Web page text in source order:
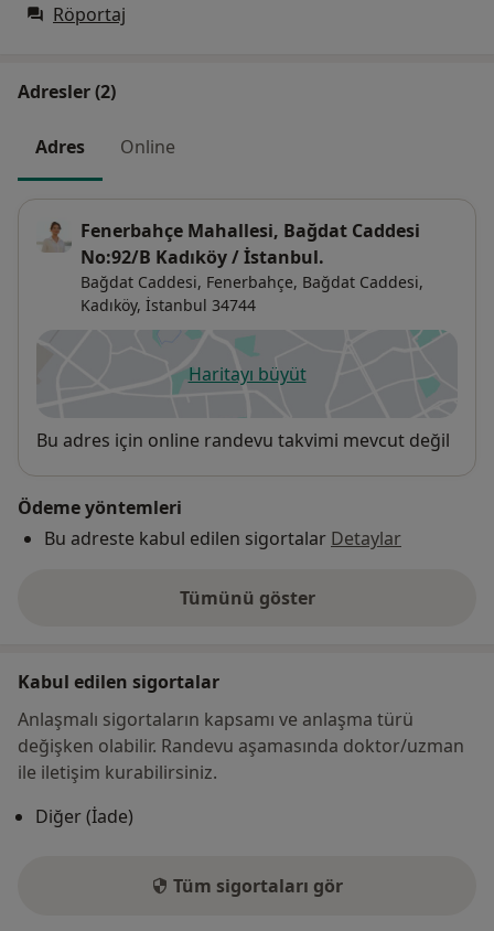
Röportaj
Adresler (2)
Adres Online
Fenerbahçe Mahallesi, Bağdat Caddesi
No:92/B Kadıköy / İstanbul.
Bağdat Caddesi, Fenerbahçe, Bağdat Caddesi,
Kadıköy, İstanbul 34744
Haritayı büyütyeni bir sekmede açılır
Uygunluk
Bu adres için online randevu takvimi mevcut değil
Ödeme yöntemleri
Bu adreste kabul edilen sigortalar Detaylar
Tümünü göster
adres hakkında
Kabul edilen sigortalar
Anlaşmalı sigortaların kapsamı ve anlaşma türü
değişken olabilir. Randevu aşamasında doktor/uzman
ile iletişim kurabilirsiniz.
Diğer (İade)
Tüm sigortaları gör